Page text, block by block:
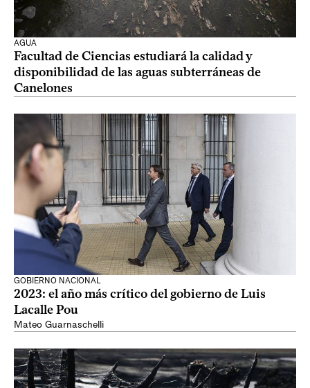
AGUA
Facultad de Ciencias estudiará la calidad y
disponibilidad de las aguas subterráneas de
Canelones
GOBIERNO NACIONAL
2023: el año más crítico del gobierno de Luis
Lacalle Pou
Mateo Guarnaschelli